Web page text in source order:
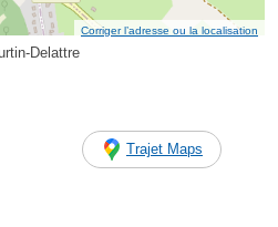
Corriger l’adresse ou la localisation
Delattre
Trajet Maps